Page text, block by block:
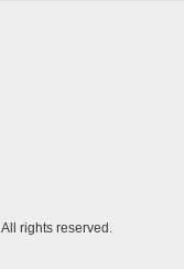
. All rights reserved.